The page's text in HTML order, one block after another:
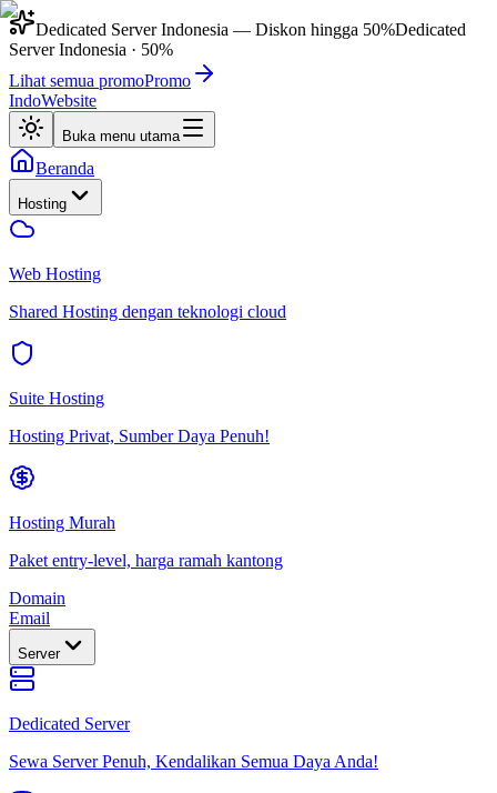
Dedicated Server Indonesia — Diskon hingga 50%Dedicated
Server Indonesia · 50%
Lihat semua promoPromo
IndoWebsite
Buka menu utama
Beranda
Hosting
Web Hosting
Shared Hosting dengan teknologi cloud
Suite Hosting
Hosting Privat, Sumber Daya Penuh!
Hosting Murah
Paket entry-level, harga ramah kantong
Domain
Email
Server
Dedicated Server
Sewa Server Penuh, Kendalikan Semua Daya Anda!